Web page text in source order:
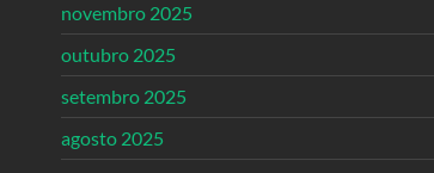
novembro 2025
outubro 2025
setembro 2025
agosto 2025